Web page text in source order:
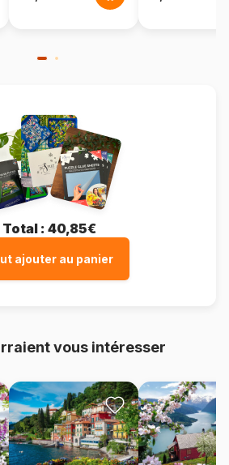
Total : 40,85€
ajouter au panier
vous intéresser